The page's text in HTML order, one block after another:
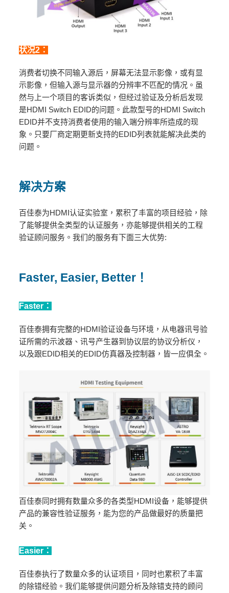
状况2：
消费者切换不同输入源后，屏幕无法显示影像，或有显
示影像，但输入源与显示器的分辨率不匹配的情况。虽
然与上一个项目的客诉类似，但经过验证及分析后发现
是HDMI Switch EDID的问题。此款型号的HDMI Switch
EDID并不支持消费者使用的输入端分辨率所造成的现
象。只要厂商定期更新支持的EDID列表就能解决此类的
问题。
解决方案
百佳泰为HDMI认证实验室，累积了丰富的项目经验，除
了能够提供全类型的认证服务，亦能够提供相关的工程
验证顾问服务。我们的服务有下面三大优势:
Faster, Easier, Better ！
Faster：
百佳泰拥有完整的HDMI验证设备与环境，从电器讯号验
证所需的示波器、讯号产生器到协议层的协议分析仪，
以及跟EDID相关的EDID仿真器及控制器，皆一应俱全。
百佳泰同时拥有数量众多的各类型HDMI设备，能够提供
产品的兼容性验证服务，能为您的产品做最好的质量把
关。
Easier：
百佳泰执行了数量众多的认证项目，同时也累积了丰富
的除错经验。我们能够提供问题分析及除错支持的顾问